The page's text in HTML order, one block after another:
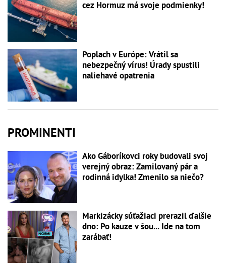
cez Hormuz má svoje podmienky!
Poplach v Európe: Vrátil sa
nebezpečný vírus! Úrady spustili
naliehavé opatrenia
PROMINENTI
Ako Gáboríkovci roky budovali svoj
verejný obraz: Zamilovaný pár a
rodinná idylka! Zmenilo sa niečo?
Markizácky súťažiaci prerazil ďalšie
dno: Po kauze v šou... Ide na tom
zarábať!